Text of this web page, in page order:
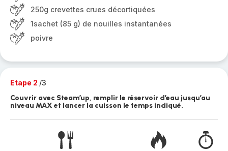
250g crevettes crues décortiquées
1sachet (85 g) de nouilles instantanées
poivre
Etape 2 /3
Couvrir avec Steam’up, remplir le réservoir d’eau jusqu’au
niveau MAX et lancer la cuisson le temps indiqué.